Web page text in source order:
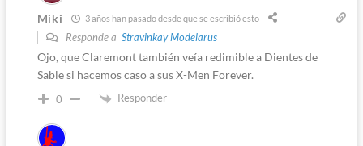
Miki 3 años han pasado desde que se escribió esto
Responde a Stravinkay Modelarus
Ojo, que Claremont también veía redimible a Dientes de
Sable si hacemos caso a sus X-Men Forever.
0 Responder